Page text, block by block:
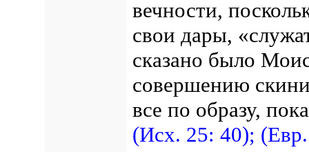
вечности,
свои дары,
сказано было
совершению
все по образу,
(Исх. 25: 40);